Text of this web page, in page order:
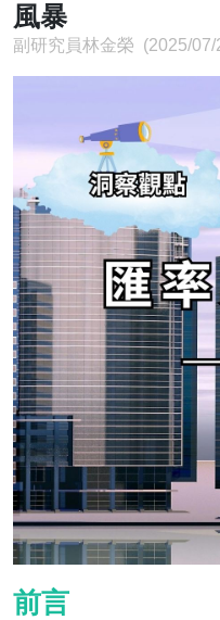
風暴
副研究員林金榮 (2025/
前言